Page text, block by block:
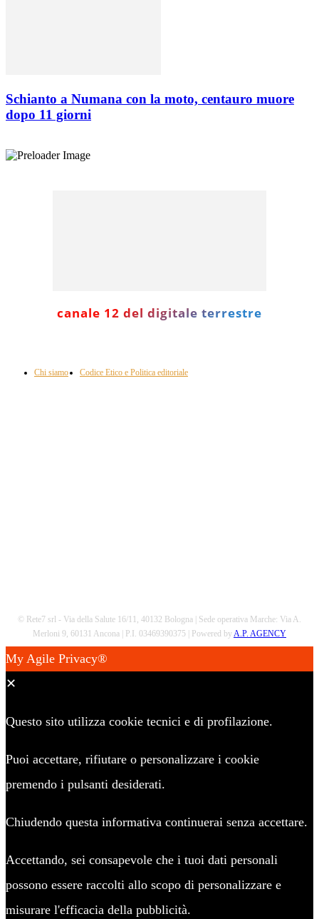
Schianto a Numana con la moto, centauro muore
dopo 11 giorni
canale 12 del digitale terrestre
Chi siamo Codice Etico e Politica editoriale
© Rete7 srl - Via della Salute 16/11, 40132 Bologna | Sede operativa Marche: Via A.
Merloni 9, 60131 Ancona | P.I. 03469390375 | Powered by A.P. AGENCY
My Agile Privacy®
✕
Questo sito utilizza cookie tecnici e di profilazione.
Puoi accettare, rifiutare o personalizzare i cookie
premendo i pulsanti desiderati.
Chiudendo questa informativa continuerai senza accettare.
Accettando, sei consapevole che i tuoi dati personali
possono essere raccolti allo scopo di personalizzare e
misurare l'efficacia della pubblicità.